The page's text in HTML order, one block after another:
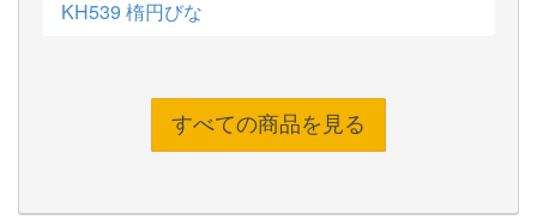
KH539 楕円びな
すべての商品を見る